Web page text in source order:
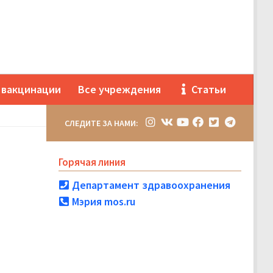
вакцинации Все учреждения Статьи
СЛЕДИТЕ ЗА НАМИ:
Горячая линия
Департамент здравоохранения
Мэрия mos.ru